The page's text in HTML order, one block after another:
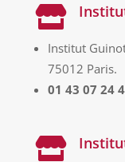

Institut
75012 Paris.
01 43 07 24
